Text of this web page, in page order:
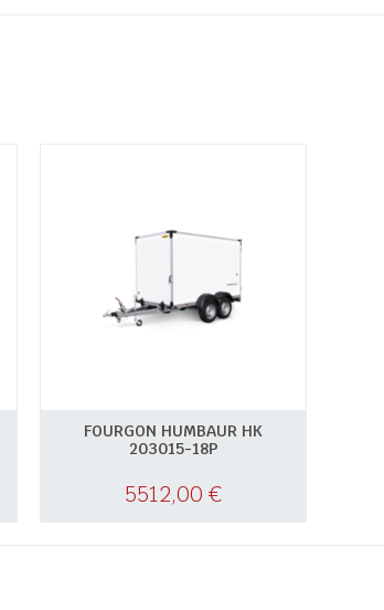
FOURGON HUMBAUR HK
203015-18P
5512,00€